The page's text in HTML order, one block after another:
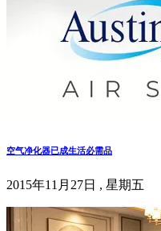
空气净化器已成生活必需品
2015年11月27日 , 星期五